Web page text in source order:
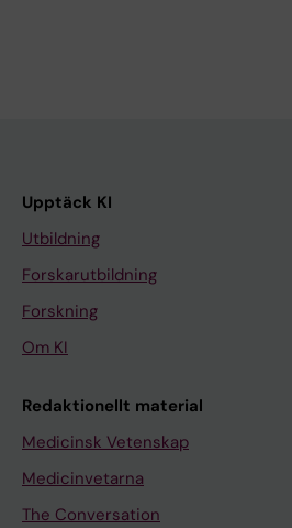
Upptäck KI
Utbildning
Forskarutbildning
Forskning
Om KI
Redaktionellt material
Medicinsk Vetenskap
Medicinvetarna
The Conversation